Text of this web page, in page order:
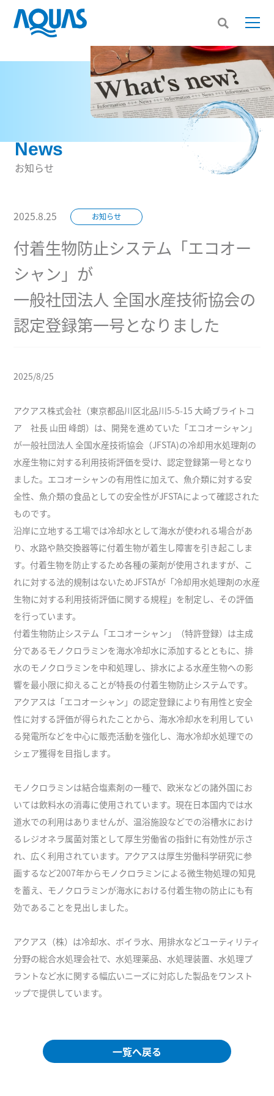
News
お知らせ
2025.8.25 お知らせ
付着生物防止システム「エコオー
シャン」が
一般社団法人 全国水産技術協会の
認定登録第一号となりました
2025/8/25
アクアス株式会社（東京都品川区北品川5-5-15 大崎ブライトコ
ア 社長 山田 峰朗）は、開発を進めていた「エコオーシャン」
が一般社団法人 全国水産技術協会（JFSTA)の冷却用水処理剤の
水産生物に対する利用技術評価を受け、認定登録第一号となり
ました。エコオーシャンの有用性に加えて、魚介類に対する安
全性、魚介類の食品としての安全性がJFSTAによって確認された
ものです。
沿岸に立地する工場では冷却水として海水が使われる場合があ
り、水路や熱交換器等に付着生物が着生し障害を引き起こしま
す。付着生物を防止するため各種の薬剤が使用されますが、こ
れに対する法的規制はないためJFSTAが「冷却用水処理剤の水産
生物に対する利用技術評価に関する規程」を制定し、その評価
を行っています。
付着生物防止システム「エコオーシャン」（特許登録）は主成
分であるモノクロラミンを海水冷却水に添加するとともに、排
水のモノクロラミンを中和処理し、排水による水産生物への影
響を最小限に抑えることが特長の付着生物防止システムです。
アクアスは「エコオーシャン」の認定登録により有用性と安全
性に対する評価が得られたことから、海水冷却水を利用してい
る発電所などを中心に販売活動を強化し、海水冷却水処理での
シェア獲得を目指します。
モノクロラミンは結合塩素剤の一種で、欧米などの諸外国にお
いては飲料水の消毒に使用されています。現在日本国内では水
道水での利用はありませんが、温浴施設などでの浴槽水におけ
るレジオネラ属菌対策として厚生労働省の指針に有効性が示さ
れ、広く利用されています。アクアスは厚生労働科学研究に参
画するなど2007年からモノクロラミンによる微生物処理の知見
を蓄え、モノクロラミンが海水における付着生物の防止にも有
効であることを見出しました。
アクアス（株）は冷却水、ボイラ水、用排水などユーティリティ
分野の総合水処理会社で、水処理薬品、水処理装置、水処理プ
ラントなど水に関する幅広いニーズに対応した製品をワンスト
ップで提供しています。
一覧へ戻る